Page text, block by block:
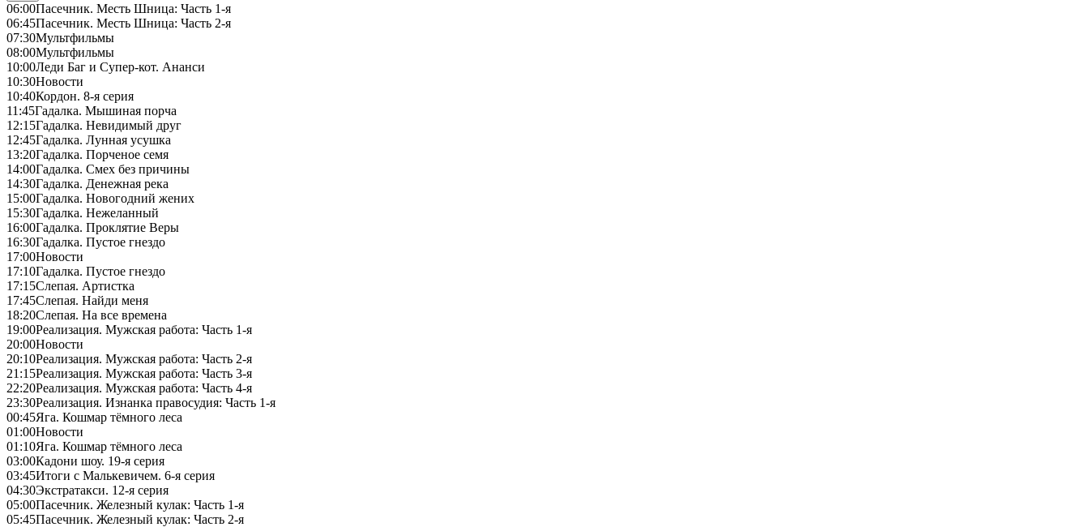
06:00Пасечник. Месть Шница: Часть 1-я
06:45Пасечник. Месть Шница: Часть 2-я
07:30Мультфильмы
08:00Мультфильмы
10:00Леди Баг и Супер-кот. Ананси
10:30Новости
10:40Кордон. 8-я серия
11:45Гадалка. Мышиная порча
12:15Гадалка. Невидимый друг
12:45Гадалка. Лунная усушка
13:20Гадалка. Порченое семя
14:00Гадалка. Смех без причины
14:30Гадалка. Денежная река
15:00Гадалка. Новогодний жених
15:30Гадалка. Нежеланный
16:00Гадалка. Проклятие Веры
16:30Гадалка. Пустое гнездо
17:00Новости
17:10Гадалка. Пустое гнездо
17:15Слепая. Артистка
17:45Слепая. Найди меня
18:20Слепая. На все времена
19:00Реализация. Мужская работа: Часть 1-я
20:00Новости
20:10Реализация. Мужская работа: Часть 2-я
21:15Реализация. Мужская работа: Часть 3-я
22:20Реализация. Мужская работа: Часть 4-я
23:30Реализация. Изнанка правосудия: Часть 1-я
00:45Яга. Кошмар тёмного леса
01:00Новости
01:10Яга. Кошмар тёмного леса
03:00Кадони шоу. 19-я серия
03:45Итоги с Малькевичем. 6-я серия
04:30Экстратакси. 12-я серия
05:00Пасечник. Железный кулак: Часть 1-я
05:45Пасечник. Железный кулак: Часть 2-я